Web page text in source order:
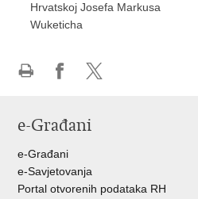
Hrvatskoj Josefa Markusa
Wuketicha
FacebookuTwitteru
e-Građani
e-Građani
e-Savjetovanja
Portal otvorenih podataka RH